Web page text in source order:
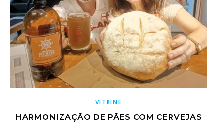
VITRINE
HARMONIZAÇÃO DE PÃES COM CERVEJAS